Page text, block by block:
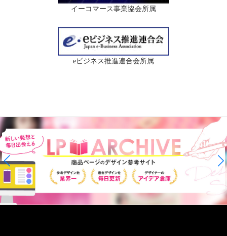
イーコマース事業協会所属
eビジネス推進連合会所属